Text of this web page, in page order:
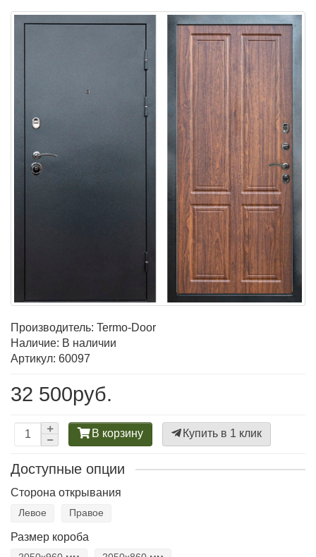
Производитель: Termo-Door
Наличие: В наличии
Артикул: 60097
32 500руб.
В корзину Купить в 1 клик
Доступные опции
Сторона открывания
Левое Правое
Размер короба